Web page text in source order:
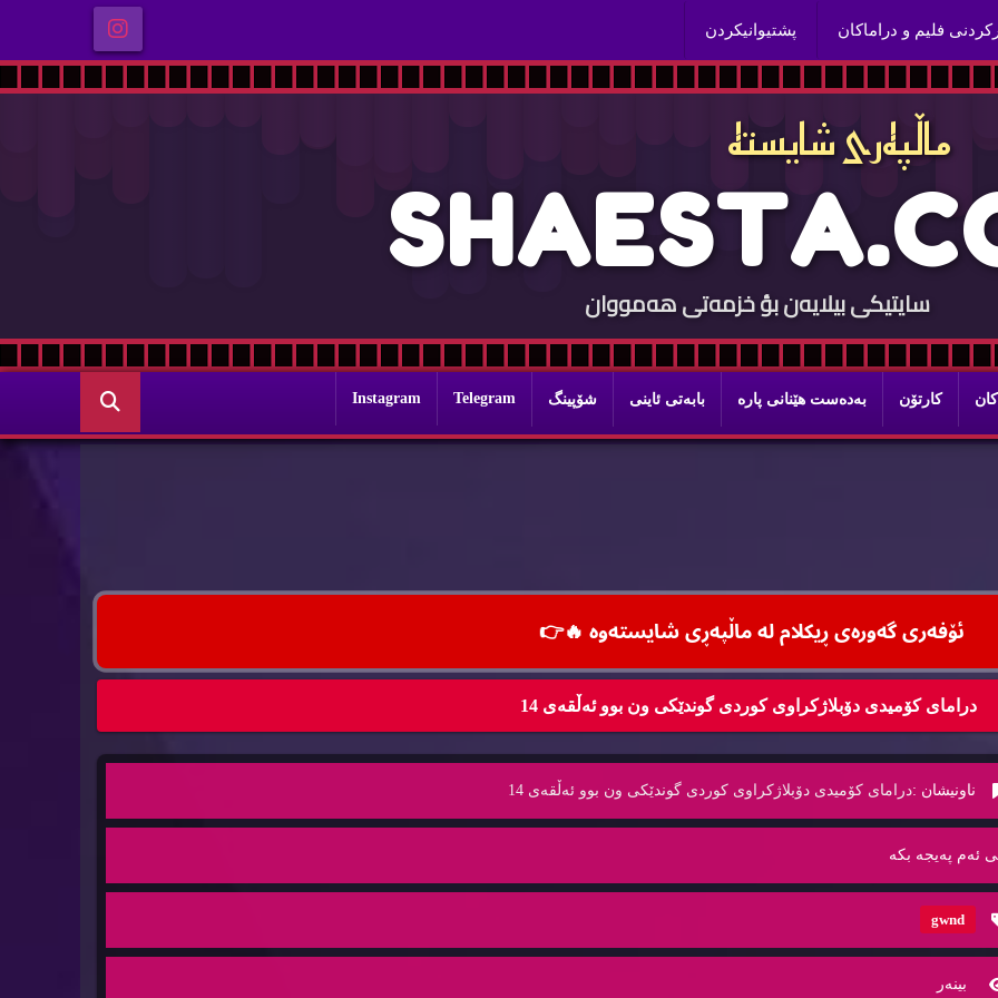
فلیم و دراماكان پشتیوانیكردن
ماڵپه‌ری شایسته‌
SHAESTA.C
سایتيكی بيلایه‌ن بؤ خزمه‌تی هه‌مووان
كارتۆن به‌ده‌ست هێنانی پاره‌ بابه‌تی ئاینی شۆپینگ Telegram
Instagram
ئۆفه‌ری گه‌وره‌ی ڕیكلام له‌ ماڵپه‌ڕی شایسته‌وه‌ 🔥👉
درامای کۆمیدی دۆبلاژکراوی کوردی گوندێکی ون بوو ئەڵقەی 14
ناونیشان :درامای کۆمیدی دۆبلاژکراوی کوردی گوندێکی ون بوو ئەڵقەی 14
ئه‌م په‌یجه‌ بكه‌
gwnd
بینه‌ر